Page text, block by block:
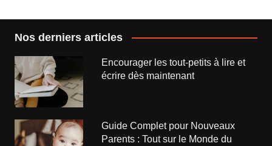
Nos derniers articles
Encourager les tout-petits à lire et
écrire dès maintenant
Guide Complet pour Nouveaux
Parents : Tout sur le Monde du